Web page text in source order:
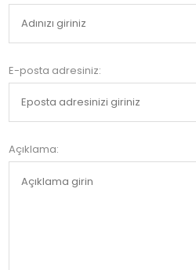
E-posta adresiniz:
Açıklama: